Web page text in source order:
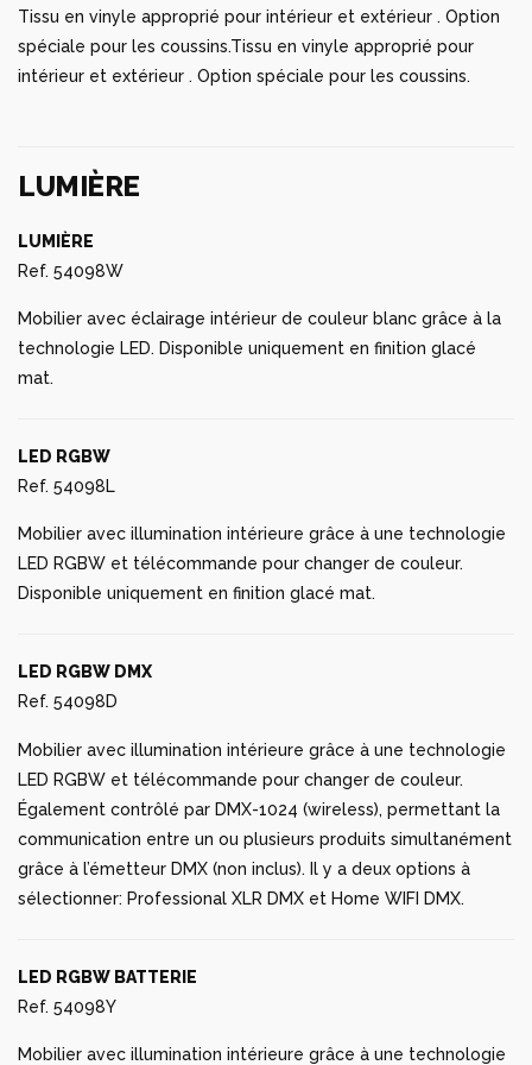
Tissu en vinyle approprié pour intérieur et extérieur . Option
spéciale pour les coussins.Tissu en vinyle approprié pour
intérieur et extérieur . Option spéciale pour les coussins.
LUMIÈRE
LUMIÈRE
Ref. 54098W
Mobilier avec éclairage intérieur de couleur blanc grâce à la
technologie LED. Disponible uniquement en finition glacé
mat.
LED RGBW
Ref. 54098L
Mobilier avec illumination intérieure grâce à une technologie
LED RGBW et télécommande pour changer de couleur.
Disponible uniquement en finition glacé mat.
LED RGBW DMX
Ref. 54098D
Mobilier avec illumination intérieure grâce à une technologie
LED RGBW et télécommande pour changer de couleur.
Également contrôlé par DMX-1024 (wireless), permettant la
communication entre un ou plusieurs produits simultanément
grâce à l’émetteur DMX (non inclus). Il y a deux options à
sélectionner: Professional XLR DMX et Home WIFI DMX.
LED RGBW BATTERIE
Ref. 54098Y
Mobilier avec illumination intérieure grâce à une technologie